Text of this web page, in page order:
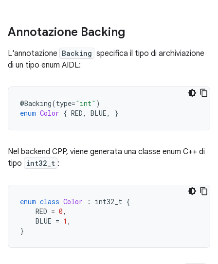
Annotazione Backing
L'annotazione Backing specifica il tipo di archiviazione
di un tipo enum AIDL:
@Backing(type="int" )
enum Color { RED, BLUE, }
Nel backend CPP, viene generata una classe enum C++ di
tipo int32_t :
enum class Color : int32_t {
RED = 0,
BLUE = 1 ,
}